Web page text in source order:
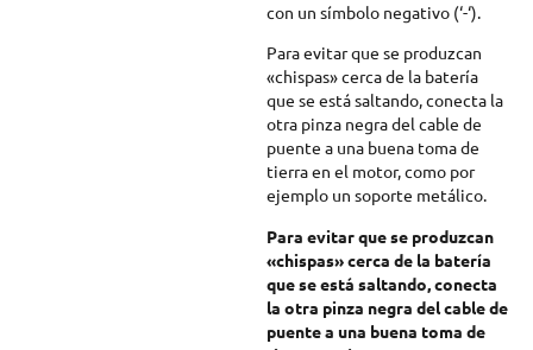
con un símbolo negativo (‘-‘).
Para evitar que se produzcan
«chispas» cerca de la batería
que se está saltando, conecta la
otra pinza negra del cable de
puente a una buena toma de
tierra en el motor, como por
ejemplo un soporte metálico.
Para evitar que se produzcan
«chispas» cerca de la batería
que se está saltando, conecta
la otra pinza negra del cable de
puente a una buena toma de